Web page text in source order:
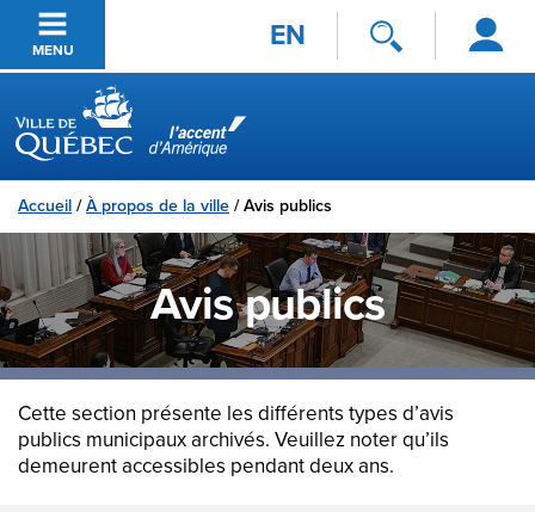
Passer au contenu principal
MENU EN
Se
connecter
Ville de Québec
Accueil /À propos de la ville /Avis publics
Avis publics
Cette section présente les différents types d’avis
publics municipaux archivés. Veuillez noter qu’ils
demeurent accessibles pendant deux ans.